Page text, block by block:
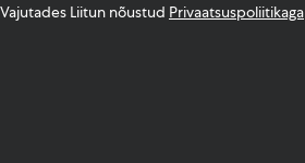
Vajutades Liitun nõustud Privaatsuspoliitikaga